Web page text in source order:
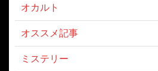
オカルト
オススメ記事
ミステリー